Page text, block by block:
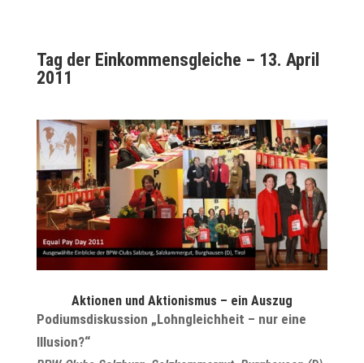
Tag der Einkommensgleiche – 13. April
2011
Aktionen und Aktionismus – ein Auszug
Podiumsdiskussion „Lohngleichheit – nur eine
Illusion?“